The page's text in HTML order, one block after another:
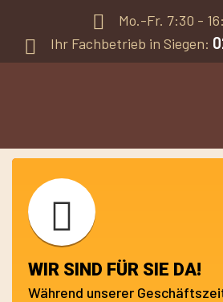
Mo.-Fr. 7:30 -
Ihr Fachbetrieb in Siegen:
WIR SIND FÜR SIE DA!
Während unserer